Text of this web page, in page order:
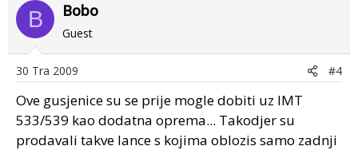
B Bobo
Guest
30 Tra 2009 #4
Ove gusjenice su se prije mogle dobiti uz IMT
533/539 kao dodatna oprema... Takodjer su
prodavali takve lance s kojima oblozis samo zadnji